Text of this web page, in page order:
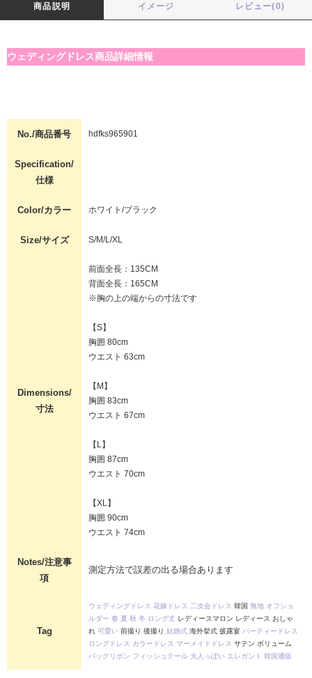
商品説明 イメージ レビュー(0)
ウェディングドレス商品詳細情報
No./商品番号 hdfks965901
Specification/
仕様
Color/カラー ホワイト/ブラック
Size/サイズ S/M/L/XL
Dimensions/
寸法
前面全長：135CM
背面全長：165CM
※胸の上の端からの寸法です
【S】
胸囲 80cm
ウエスト 63cm
【M】
胸囲 83cm
ウエスト 67cm
【L】
胸囲 87cm
ウエスト 70cm
【XL】
胸囲 90cm
ウエスト 74cm
Notes/注意事
項
測定方法で誤差の出る場合あります
Tag
ウェディングドレス 花嫁ドレス 二次会ドレス 韓国 無地 オフショ
ルダー 春 夏 秋 冬 ロング丈 レディースマロン レディース おしゃ
れ 可愛い 前撮り 後撮り 結婚式 海外挙式 披露宴 パーティードレス
ロングドレス カラードレス マーメイドドレス サテン ボリューム
バックリボン フィッシュテール 大人っぽい エレガント 韓国通販